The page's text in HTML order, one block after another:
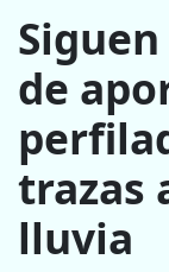
de
trazas
lluvia